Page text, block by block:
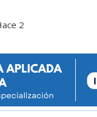
2